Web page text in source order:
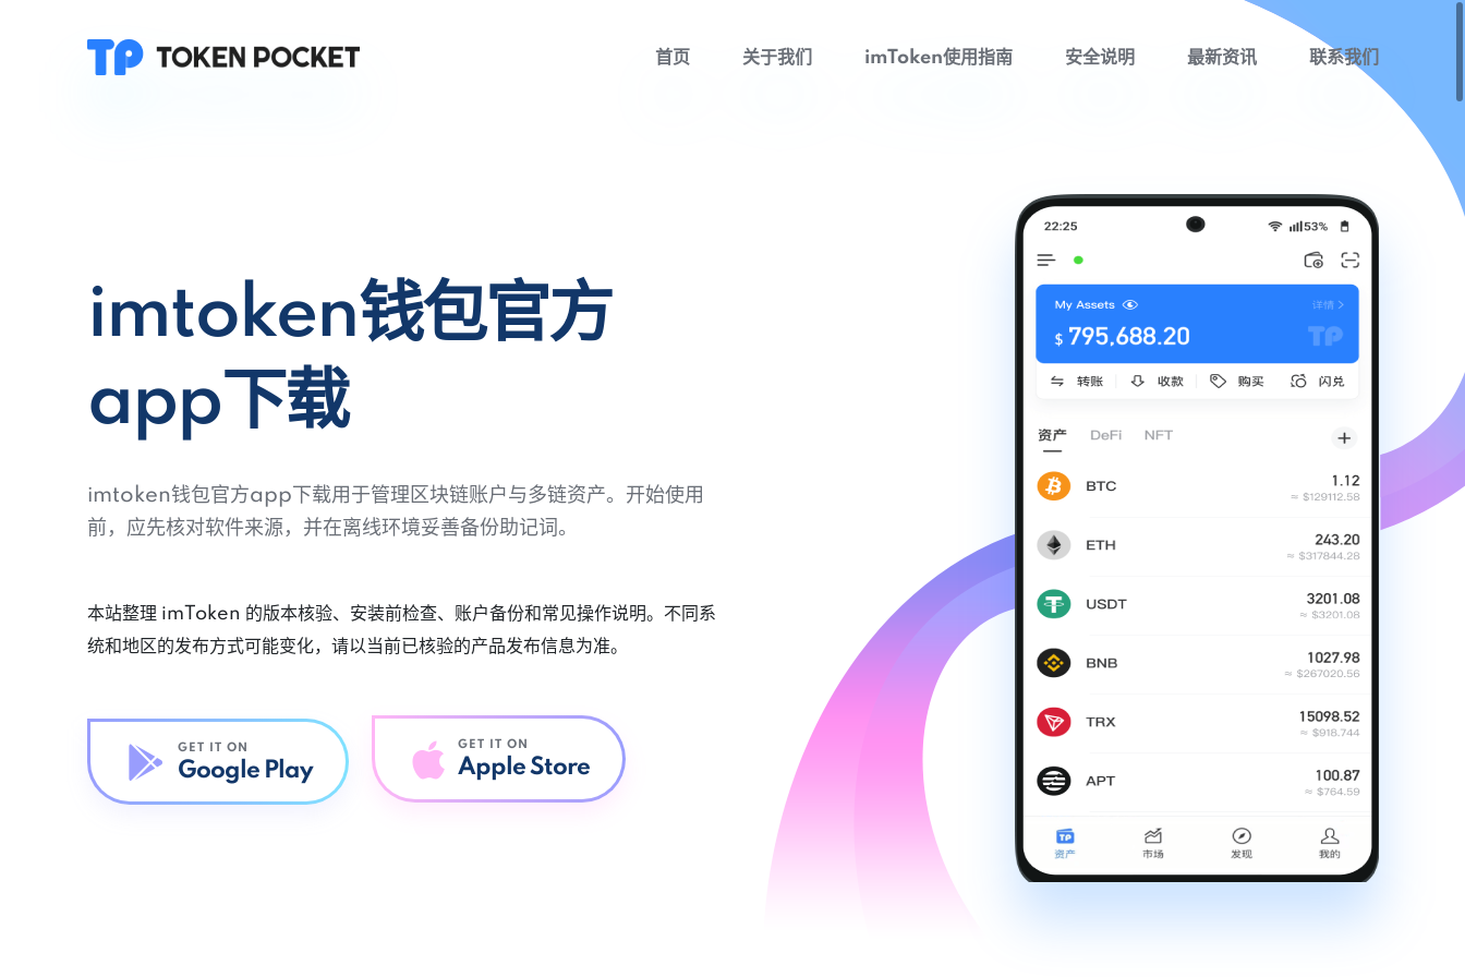
首页 关于我们 imToken使用指南 安全说明 最新资讯 联系我们
imtoken钱包官方
app下载
imtoken钱包官方app下载用于管理区块链账户与多链资产。开始使用
前，应先核对软件来源，并在离线环境妥善备份助记词。
本站整理 imToken 的版本核验、安装前检查、账户备份和常见操作说明。不同系
统和地区的发布方式可能变化，请以当前已核验的产品发布信息为准。
GET IT ON
Google Play
GET IT ON
Apple Store